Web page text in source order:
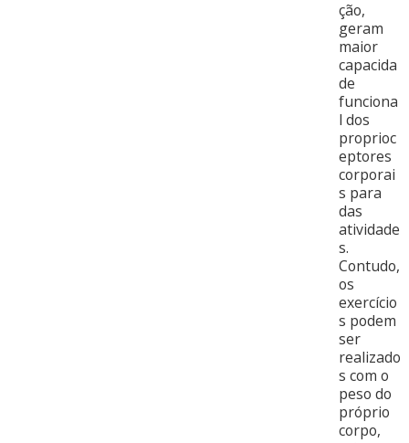
ção,
geram
maior
capacida
de
funciona
l dos
proprioc
eptores
corporai
s para
das
atividade
s.
Contudo,
os
exercício
s podem
ser
realizado
s com o
peso do
próprio
corpo,